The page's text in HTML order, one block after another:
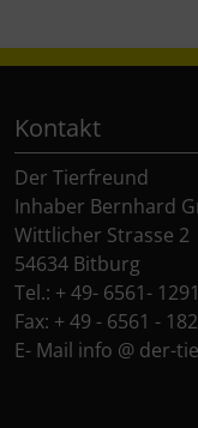
Kontakt
Der Tierfreund
Inhaber Bernhard
Wittlicher Strasse 2
54634 Bitburg
Tel.: + 49- 6561-
Fax: + 49 - 6561 -
E- Mail info @ der-